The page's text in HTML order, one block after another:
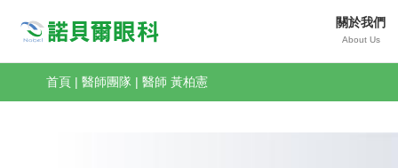
關於我們
About Us
首頁 | 醫師團隊 | 醫師 黃柏憲